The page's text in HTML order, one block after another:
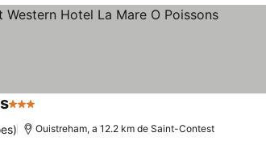
3 Estrelas
Ouistreham, a 12.2 km de Saint-Contest